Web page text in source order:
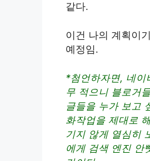
같다.
이건 나의 계획이
예정임.
*첨언하자면, 네이
무 적으니 블로거
글들을 누가 보고
화작업을 제대로
기지 않게 열심히
에게 검색 엔진 안